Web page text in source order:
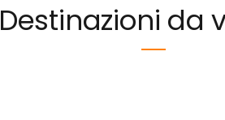
Destinazioni da